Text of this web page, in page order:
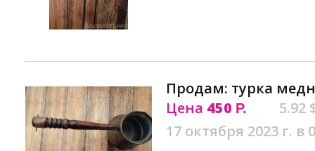
Продам: турка
Цена 450 Р.
5.92
17 октября 2023 г. в